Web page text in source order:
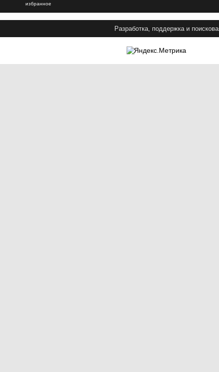
избранное
Разработка, поддержка и